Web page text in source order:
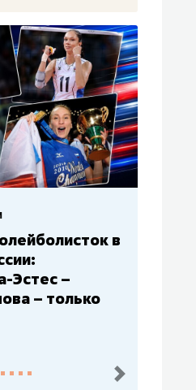
КХЛ: СКА
«Ак
«Салават
след.